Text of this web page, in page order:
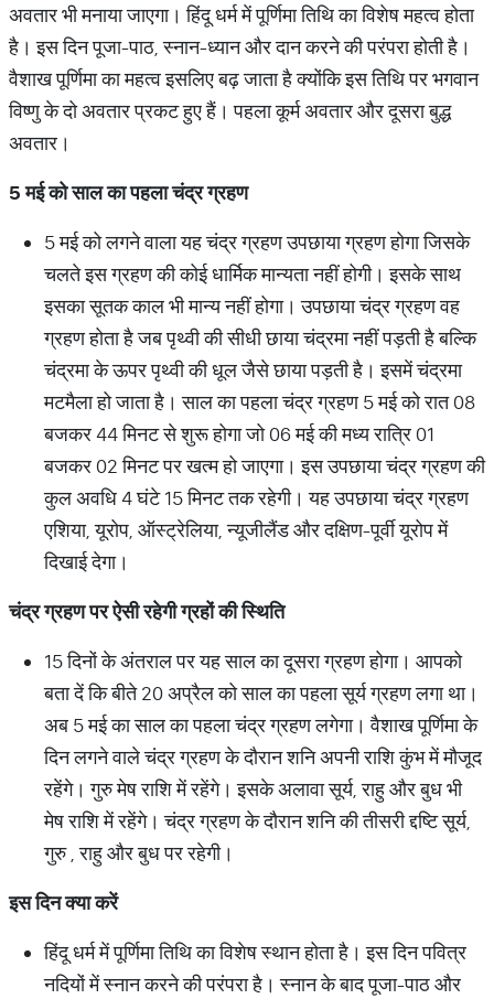
अवतार भी मनाया जाएगा। हिंदू धर्म में पूर्णिमा तिथि का विशेष महत्व होता
है। इस दिन पूजा-पाठ, स्नान-ध्यान और दान करने की परंपरा होती है।
वैशाख पूर्णिमा का महत्व इसलिए बढ़ जाता है क्योंकि इस तिथि पर भगवान
विष्णु के दो अवतार प्रकट हुए हैं। पहला कूर्म अवतार और दूसरा बुद्ध
अवतार।
5मईकोसालकापहलाचंद्रग्रहण
5 मई को लगने वाला यह चंद्र ग्रहण उपछाया ग्रहण होगा जिसके
चलते इस ग्रहण की कोई धार्मिक मान्यता नहीं होगी। इसके साथ
इसका सूतक काल भी मान्य नहीं होगा। उपछाया चंद्र ग्रहण वह
ग्रहण होता है जब पृथ्वी की सीधी छाया चंद्रमा नहीं पड़ती है बल्कि
चंद्रमा के ऊपर पृथ्वी की धूल जैसे छाया पड़ती है। इसमें चंद्रमा
मटमैला हो जाता है। साल का पहला चंद्र ग्रहण 5 मई को रात 08
बजकर 44 मिनट से शुरू होगा जो 06 मई की मध्य रात्रि 01
बजकर 02 मिनट पर खत्म हो जाएगा। इस उपछाया चंद्र ग्रहण की
कुल अवधि 4 घंटे 15 मिनट तक रहेगी। यह उपछाया चंद्र ग्रहण
एशिया, यूरोप, ऑस्ट्रेलिया, न्यूजीलैंड और दक्षिण-पूर्वी यूरोप में
दिखाई देगा।
चंद्रग्रहणपरऐसीरहेगीग्रहोंकीस्थिति
15 दिनों के अंतराल पर यह साल का दूसरा ग्रहण होगा। आपको
बता दें कि बीते 20 अप्रैल को साल का पहला सूर्य ग्रहण लगा था।
अब 5 मई का साल का पहला चंद्र ग्रहण लगेगा। वैशाख पूर्णिमा के
दिन लगने वाले चंद्र ग्रहण के दौरान शनि अपनी राशि कुंभ में मौजूद
रहेंगे। गुरु मेष राशि में रहेंगे। इसके अलावा सूर्य, राहु और बुध भी
मेष राशि में रहेंगे। चंद्र ग्रहण के दौरान शनि की तीसरी द्दष्टि सूर्य,
गुरु , राहु और बुध पर रहेगी।
इसदिनक्याकरें
हिंदू धर्म में पूर्णिमा तिथि का विशेष स्थान होता है। इस दिन पवित्र
नदियों में स्नान करने की परंपरा है। स्नान के बाद पूजा-पाठ और